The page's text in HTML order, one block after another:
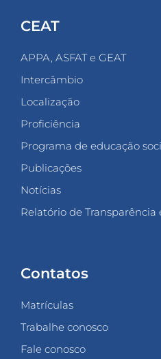
CEAT
APPA, ASFAT e GEAT
Intercâmbio
Localização
Proficiência
Programa de educação
Publicações
Notícias
Relatório de Transparência
Contatos
Matrículas
Trabalhe conosco
Fale conosco